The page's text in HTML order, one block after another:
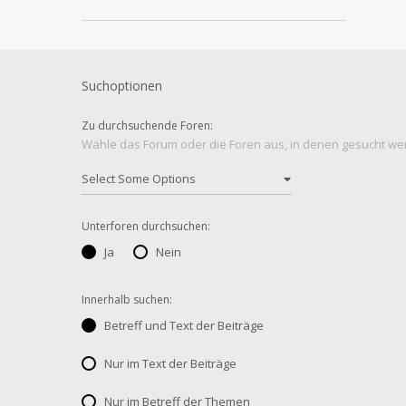
Suchoptionen
Zu durchsuchende Foren:
Wähle das Forum oder die Foren aus, in denen gesucht
Unterforen durchsuchen:
Ja Nein
Innerhalb suchen:
Betreff und Text der Beiträge
Nur im Text der Beiträge
Nur im Betreff der Themen